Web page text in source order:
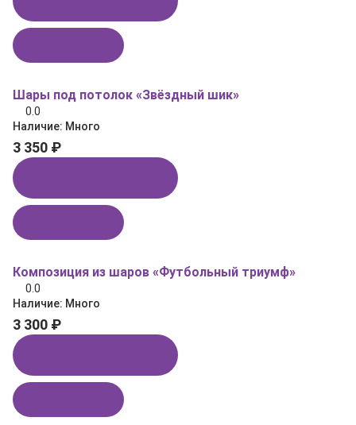
Шары под потолок «Звёздный шик»
0.0
Наличие: Много
3 350 ₽
Композиция из шаров «Футбольный триумф»
0.0
Наличие: Много
3 300 ₽